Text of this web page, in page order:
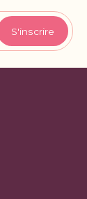
S'inscrire